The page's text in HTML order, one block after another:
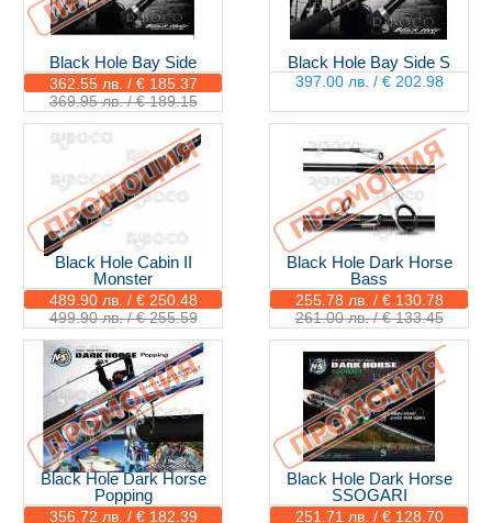
Black Hole Bay Side
362.55 лв. / € 185.37
369.95 лв. / € 189.15
Black Hole Bay Side S
397.00 лв. / € 202.98
Black Hole Cabin II
Monster
489.90 лв. / € 250.48
499.90 лв. / € 255.59
Black Hole Dark Horse
Bass
255.78 лв. / € 130.78
261.00 лв. / € 133.45
Black Hole Dark Horse
Popping
356.72 лв. / € 182.39
Black Hole Dark Horse
SSOGARI
251.71 лв. / € 128.70